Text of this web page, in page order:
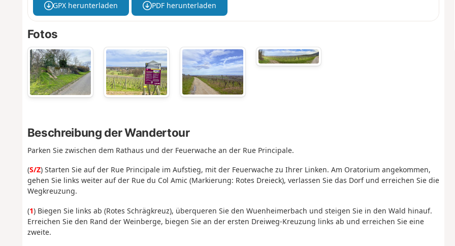
GPX herunterladen PDF herunterladen
Fotos
Beschreibung der Wandertour
Parken Sie zwischen dem Rathaus und der Feuerwache an der Rue Principale.
(S/Z) Starten Sie auf der Rue Principale im Aufstieg, mit der Feuerwache zu Ihrer Linken. Am Oratorium angekommen,
gehen Sie links weiter auf der Rue du Col Amic (Markierung: Rotes Dreieck), verlassen Sie das Dorf und erreichen Sie die
Wegkreuzung.
(1) Biegen Sie links ab (Rotes Schrägkreuz), überqueren Sie den Wuenheimerbach und steigen Sie in den Wald hinauf.
Erreichen Sie den Rand der Weinberge, biegen Sie an der ersten Dreiweg-Kreuzung links ab und erreichen Sie eine
zweite.